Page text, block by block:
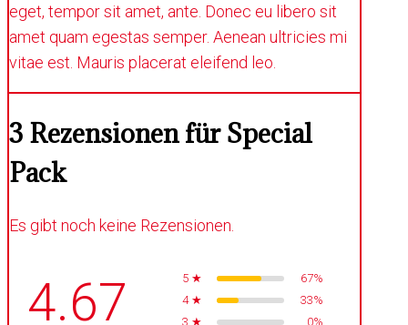
eget, tempor sit amet, ante. Donec eu libero sit
amet quam egestas semper. Aenean ultricies mi
vitae est. Mauris placerat eleifend leo.
3 Rezensionen fürSpecial
Pack
Es gibt noch keine Rezensionen.
4.67 5 ★
67%
4 ★
33%
3 ★
0%